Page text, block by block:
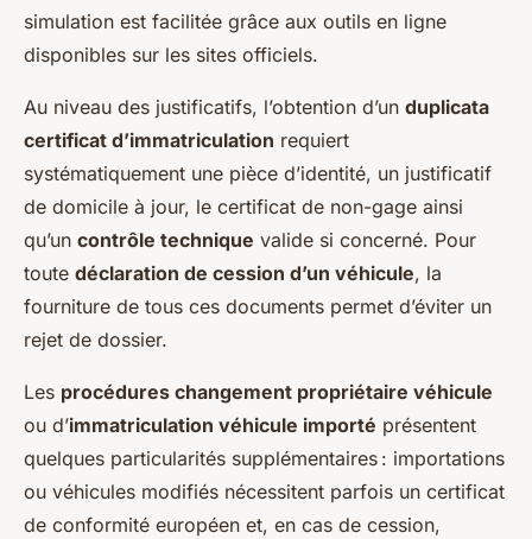
simulation est facilitée grâce aux outils en ligne
disponibles sur les sites officiels.
Au niveau des justificatifs, l’obtention d’un duplicata
certificat d’immatriculation requiert
systématiquement une pièce d’identité, un justificatif
de domicile à jour, le certificat de non-gage ainsi
qu’un contrôle technique valide si concerné. Pour
toute déclaration de cession d’un véhicule, la
fourniture de tous ces documents permet d’éviter un
rejet de dossier.
Les procédures changement propriétaire véhicule
ou d’immatriculation véhicule importé présentent
quelques particularités supplémentaires : importations
ou véhicules modifiés nécessitent parfois un certificat
de conformité européen et, en cas de cession,